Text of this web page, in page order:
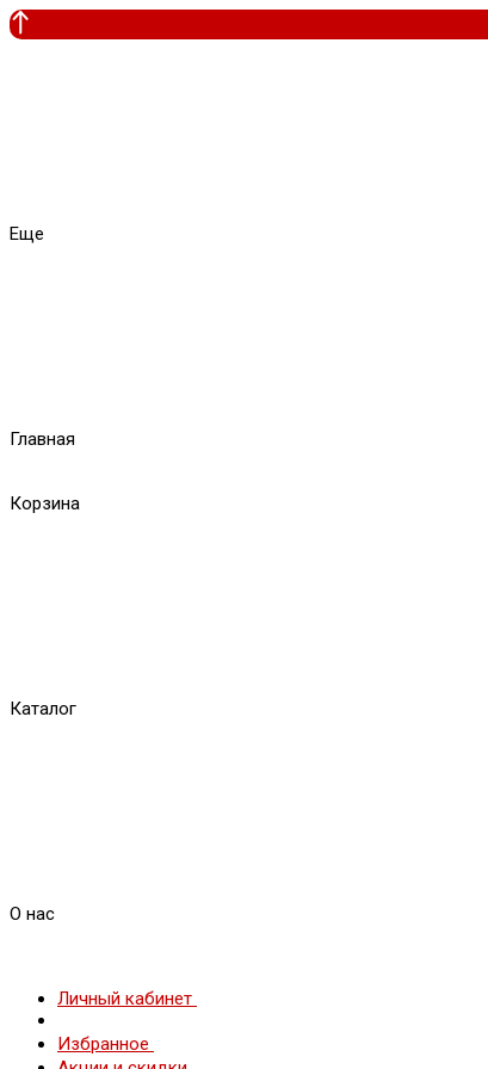
Еще
Главная
Корзина
Каталог
О нас
Личный кабинет
Избранное